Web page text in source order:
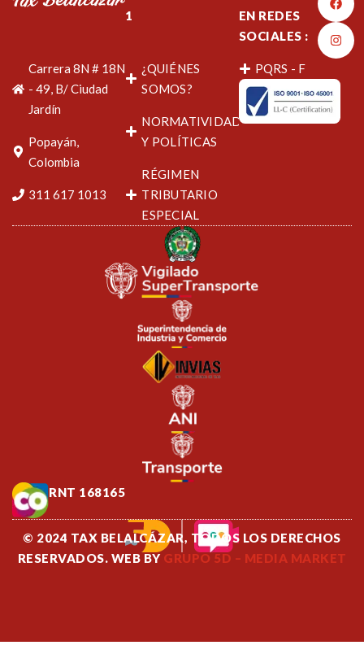
1
EN REDES
SOCIALES :
Carrera 8N # 18N
- 49, B/ Ciudad
Jardín
Popayán,
Colombia
311 617 1013
¿QUIÉNES
SOMOS?
NORMATIVIDAD
Y POLÍTICAS
RÉGIMEN
TRIBUTARIO
ESPECIAL
PQRS - F
RNT 168165
© 2024 TAX BELALCÁZAR, TODOS LOS DERECHOS
RESERVADOS. WEB BY GRUPO 5D – MEDIA MARKET